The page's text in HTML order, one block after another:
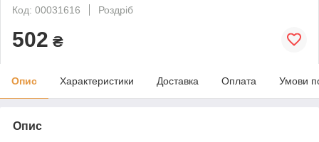
Код: 00031616
Роздріб
502 ₴
Опис Характеристики Доставка Оплата Умови
Опис